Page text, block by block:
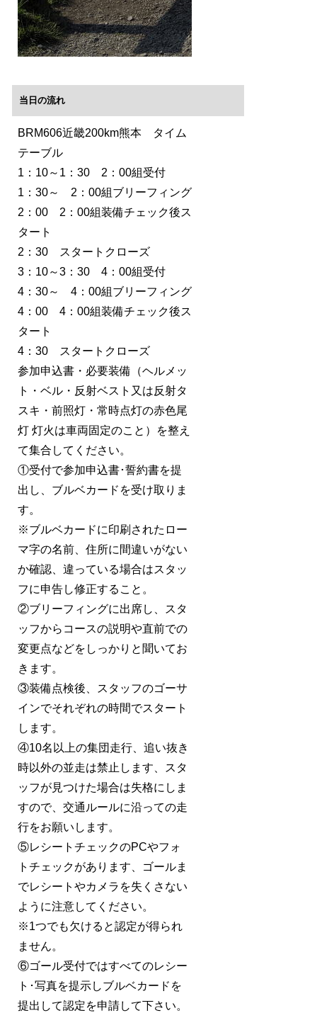
当日の流れ
BRM606近畿200km熊本 タイム
テーブル
1：10～1：30 2：00組受付
1：30～ 2：00組ブリーフィング
2：00 2：00組装備チェック後ス
タート
2：30 スタートクローズ
3：10～3：30 4：00組受付
4：30～ 4：00組ブリーフィング
4：00 4：00組装備チェック後ス
タート
4：30 スタートクローズ
参加申込書・必要装備（ヘルメッ
ト・ベル・反射ベスト又は反射タ
スキ・前照灯・常時点灯の赤色尾
灯 灯火は車両固定のこと）を整え
て集合してください。
①受付で参加申込書･誓約書を提
出し、ブルベカードを受け取りま
す。
※ブルベカードに印刷されたロー
マ字の名前、住所に間違いがない
か確認、違っている場合はスタッ
フに申告し修正すること。
②ブリーフィングに出席し、スタ
ッフからコースの説明や直前での
変更点などをしっかりと聞いてお
きます。
③装備点検後、スタッフのゴーサ
インでそれぞれの時間でスタート
します。
④10名以上の集団走行、追い抜き
時以外の並走は禁止します、スタ
ッフが見つけた場合は失格にしま
すので、交通ルールに沿っての走
行をお願いします。
⑤レシートチェックのPCやフォ
トチェックがあります、ゴールま
でレシートやカメラを失くさない
ように注意してください。
※1つでも欠けると認定が得られ
ません。
⑥ゴール受付ではすべてのレシー
ト･写真を提示しブルベカードを
提出して認定を申請して下さい。